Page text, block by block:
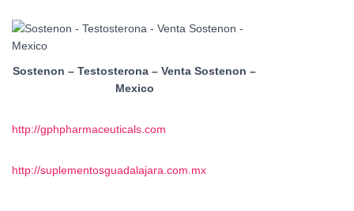
Sostenon – Testosterona – Venta Sostenon –
Mexico
http://gphpharmaceuticals.com
http://suplementosguadalajara.com.mx